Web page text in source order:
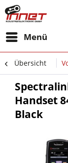
Menü
Übersicht
Handset
Black